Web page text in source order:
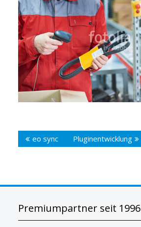
eo sync Pluginentwicklung
Premiumpartner seit 1996